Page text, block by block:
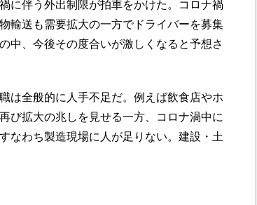
に伴う外出制限が拍車をかけた。コロナ禍
輸送も需要拡大の一方でドライバーを募集
中、今後その度合いが激しくなると予想さ
は全般的に人手不足だ。例えば飲食店やホ
び拡大の兆しを見せる一方、コロナ渦中に
なわち製造現場に人が足りない。建設・土